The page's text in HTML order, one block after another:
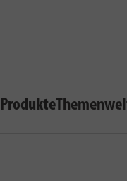
Produkte